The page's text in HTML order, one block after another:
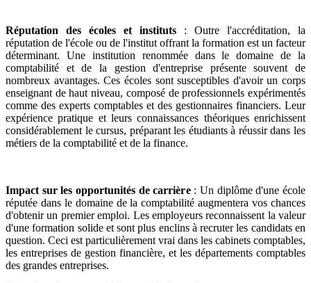
Réputation des écoles et instituts : Outre l'accréditation, la
réputation de l'école ou de l'institut offrant la formation est un facteur
déterminant. Une institution renommée dans le domaine de la
comptabilité et de la gestion d'entreprise présente souvent de
nombreux avantages. Ces écoles sont susceptibles d'avoir un corps
enseignant de haut niveau, composé de professionnels expérimentés
comme des experts comptables et des gestionnaires financiers. Leur
expérience pratique et leurs connaissances théoriques enrichissent
considérablement le cursus, préparant les étudiants à réussir dans les
métiers de la comptabilité et de la finance.
Impact sur les opportunités de carrière : Un diplôme d'une école
réputée dans le domaine de la comptabilité augmentera vos chances
d'obtenir un premier emploi. Les employeurs reconnaissent la valeur
d'une formation solide et sont plus enclins à recruter les candidats en
question. Ceci est particulièrement vrai dans les cabinets comptables,
les entreprises de gestion financière, et les départements comptables
des grandes entreprises.